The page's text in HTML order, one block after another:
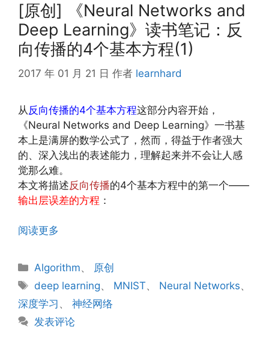
[原创] 《Neural Networks and
Deep Learning》读书笔记：反
向传播的4个基本方程(1)
2017 年 01 月 21 日 作者 learnhard
从 反向传播的4个基本方程这部分内容开始，
《Neural Networks and Deep Learning》一书基
本上是满屏的数学公式了，然而，得益于作者强大
的、深入浅出的表述能力，理解起来并不会让人感
觉那么难。
本文将描述反向传播的4个基本方程中的第一个——
输出层误差的方程 ：
阅读更多
分
类
Algorithm、 原创
标
签
deep learning、 MNIST、 Neural Networks、
深度学习 、 神经网络
发表评论